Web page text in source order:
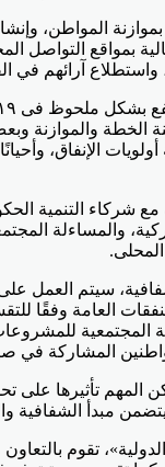
المواطن، وإنشاء
بمواقع التواصل
آرائهم في
أولويات
التنمية
والمساءلة
سيتم العمل على
العامة وفقًا
المشاركة
تأثيرها على
يتضمن مبدأ
تقوم